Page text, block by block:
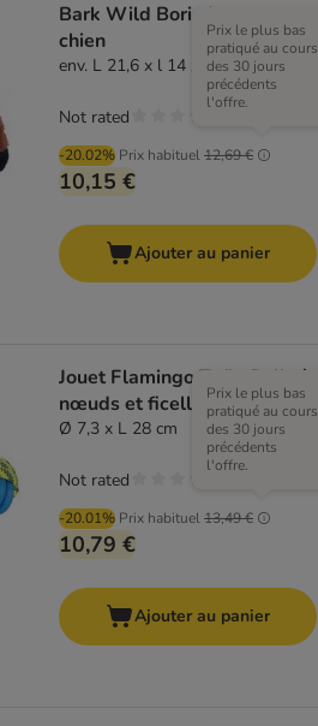
Bark Wild Boris Jouet pour
chien
env. L 21,6 x l 14 x H 9,1 cm
-20.02% Prix habituel12,69 €
Prix le plus bas
pratiqué au cours
des 30 jours
précédents
l'offre.
10,15 €
Not rated
Ajouter au panier
Jouet Flamingo Tofla Balle à
nœuds et ficelle
Ø 7,3 x L 28 cm
-20.01% Prix habituel13,49 €
Prix le plus bas
pratiqué au cours
des 30 jours
précédents
l'offre.
10,79 €
Not rated
Ajouter au panier